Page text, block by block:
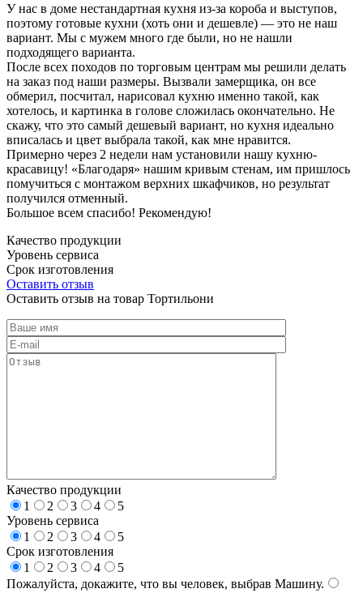
У нас в доме нестандартная кухня из-за короба и выступов,
поэтому готовые кухни (хоть они и дешевле) — это не наш
вариант. Мы с мужем много где были, но не нашли
подходящего варианта.
После всех походов по торговым центрам мы решили делать
на заказ под наши размеры. Вызвали замерщика, он все
обмерил, посчитал, нарисовал кухню именно такой, как
хотелось, и картинка в голове сложилась окончательно. Не
скажу, что это самый дешевый вариант, но кухня идеально
вписалась и цвет выбрала такой, как мне нравится.
Примерно через 2 недели нам установили нашу кухню-
красавицу! «Благодаря» нашим кривым стенам, им пришлось
помучиться с монтажом верхних шкафчиков, но результат
получился отменный.
Большое всем спасибо! Рекомендую!
Качество продукции
Уровень сервиса
Срок изготовления
Оставить отзыв
Оставить отзыв на товар Тортильони
Качество продукции
1
2 3 4
5
Уровень сервиса
1
2 3 4
5
Срок изготовления
1
2 3 4
5
Пожалуйста, докажите, что вы человек, выбрав Машину.